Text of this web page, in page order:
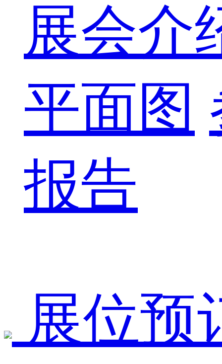
展会介
平面图
报告
展位预